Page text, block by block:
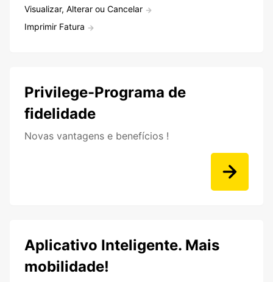
Visualizar, Alterar ou Cancelar
Imprimir Fatura
Privilege-Programa de
fidelidade
Novas vantagens e benefícios !
Aplicativo Inteligente. Mais
mobilidade!